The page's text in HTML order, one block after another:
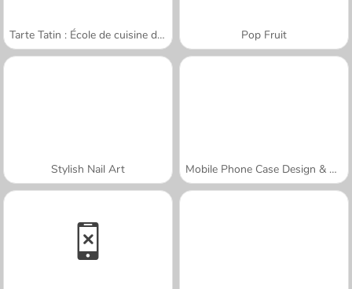
Tarte Tatin : École de cuisine de Sara Pop Fruit
Stylish Nail Art Mobile Phone Case Design & DIY